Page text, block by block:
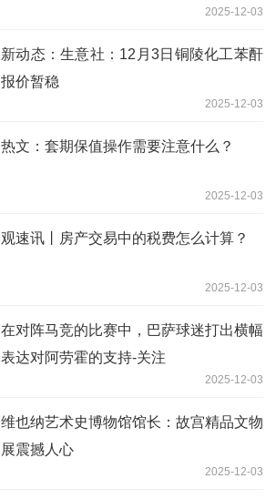
2025-12-03
新动态：生意社：12月3日铜陵化工苯酐
报价暂稳
2025-12-03
热文：套期保值操作需要注意什么？
2025-12-03
观速讯丨房产交易中的税费怎么计算？
2025-12-03
在对阵马竞的比赛中，巴萨球迷打出横幅
表达对阿劳霍的支持-关注
2025-12-03
维也纳艺术史博物馆馆长：故宫精品文物
展震撼人心
2025-12-03